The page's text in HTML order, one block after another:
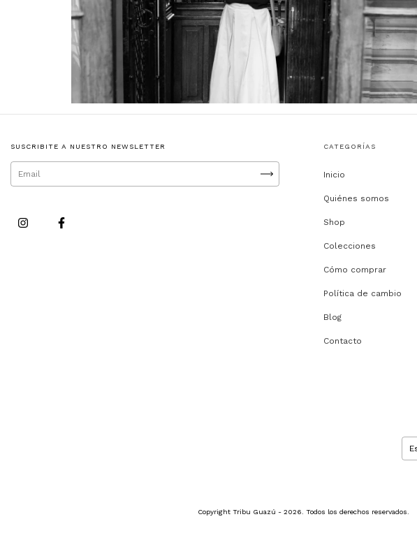
SUSCRIBITE A NUESTRO NEWSLETTER CATEGORÍAS
Inicio
Quiénes somos
Shop
Colecciones
Cómo comprar
Política de cambio
Blog
Contacto
Copyright Tribu Guazú - 2026. Todos los derechos reservados.